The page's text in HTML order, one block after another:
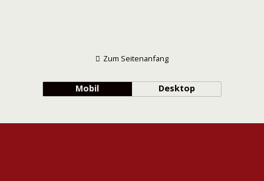
Zum Seitenanfang
Mobil Desktop